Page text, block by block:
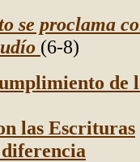
se proclama
(6-8)
de
las Escrituras